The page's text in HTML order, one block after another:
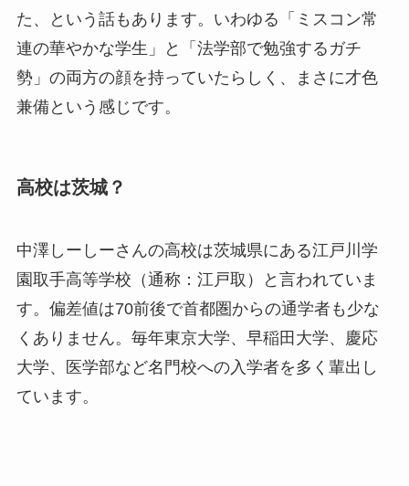
た、という話もあります。いわゆる「ミスコン常
連の華やかな学生」と「法学部で勉強するガチ
勢」の両方の顔を持っていたらしく、まさに才色
兼備という感じです。
高校は茨城？
中澤しーしーさんの高校は茨城県にある江戸川学
園取手高等学校（通称：江戸取）と言われていま
す。偏差値は70前後で首都圏からの通学者も少な
くありません。毎年東京大学、早稲田大学、慶応
大学、医学部など名門校への入学者を多く輩出し
ています。